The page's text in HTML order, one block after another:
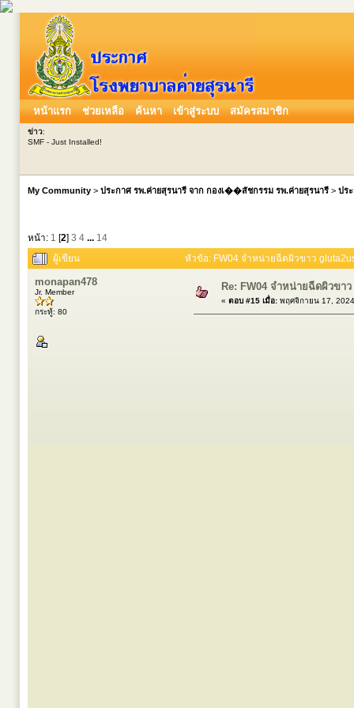
หน้าแรก ช่วยเหลือ ค้นหา เข้าสู่ระบบ สมัครสมาชิก
ข่าว:
SMF - Just Installed!
My Community > ประกาศ รพ.ค่ายสุรนารี จาก กองเ��สัชกรรม รพ.ค่ายสุรนารี > ปร
หน้า: 1 [2] 3 4 ... 14
ผู้เขียน หัวข้อ: FW04 จำหน่ายฉีดผิวขาว
monapan478
Jr. Member
กระทู้: 80
Re: FW04 จำหน่ายฉีดผิวขา
« ตอบ #15 เมื่อ: พฤศจิกายน 17,